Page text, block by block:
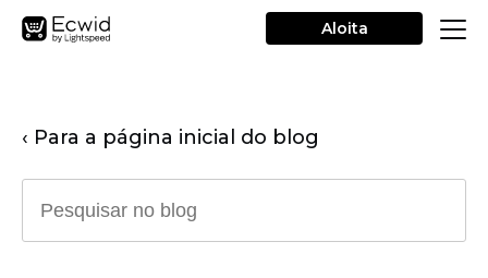
Aloita
‹ Para a página inicial do blog